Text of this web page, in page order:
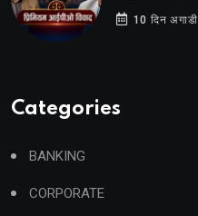
10 दिन अगाडी
Categories
BANKING
CORPORATE